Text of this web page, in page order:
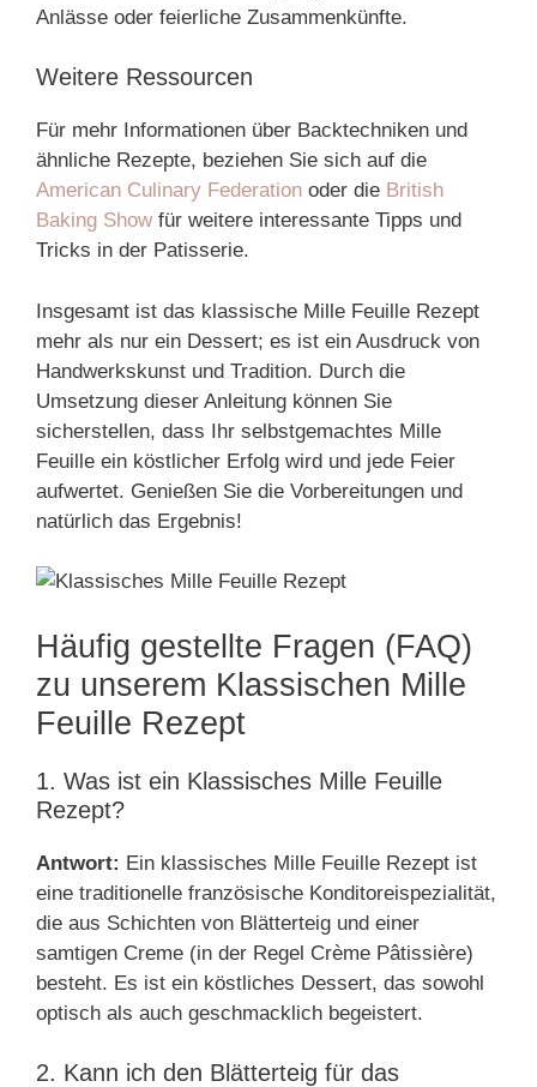
Anlässe oder feierliche Zusammenkünfte.
Weitere Ressourcen
Für mehr Informationen über Backtechniken und
ähnliche Rezepte, beziehen Sie sich auf die
American Culinary Federation oder die British
Baking Show für weitere interessante Tipps und
Tricks in der Patisserie.
Insgesamt ist das klassische Mille Feuille Rezept
mehr als nur ein Dessert; es ist ein Ausdruck von
Handwerkskunst und Tradition. Durch die
Umsetzung dieser Anleitung können Sie
sicherstellen, dass Ihr selbstgemachtes Mille
Feuille ein köstlicher Erfolg wird und jede Feier
aufwertet. Genießen Sie die Vorbereitungen und
natürlich das Ergebnis!
Häufig gestellte Fragen (FAQ)
zu unserem Klassischen Mille
Feuille Rezept
1. Was ist ein Klassisches Mille Feuille
Rezept?
Antwort: Ein klassisches Mille Feuille Rezept ist
eine traditionelle französische Konditoreispezialität,
die aus Schichten von Blätterteig und einer
samtigen Creme (in der Regel Crème Pâtissière)
besteht. Es ist ein köstliches Dessert, das sowohl
optisch als auch geschmacklich begeistert.
2. Kann ich den Blätterteig für das